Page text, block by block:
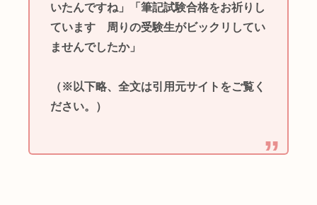
いたんですね」「筆記試験合格をお祈りし
ています 周りの受験生がビックリしてい
ませんでしたか」
（※以下略、全文は引用元サイトをご覧く
ださい。）